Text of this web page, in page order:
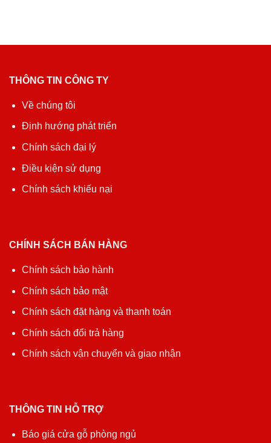
THÔNG TIN CÔNG TY
Về chúng tôi
Định hướng phát triển
Chính sách đại lý
Điều kiện sử dụng
Chính sách khiếu nại
CHÍNH SÁCH BÁN HÀNG
Chính sách bảo hành
Chính sách bảo mật
Chính sách đặt hàng và thanh toán
Chính sách đổi trả hàng
Chính sách vận chuyển và giao nhận
THÔNG TIN HỖ TRỢ
Báo giá cửa gỗ phòng ngủ